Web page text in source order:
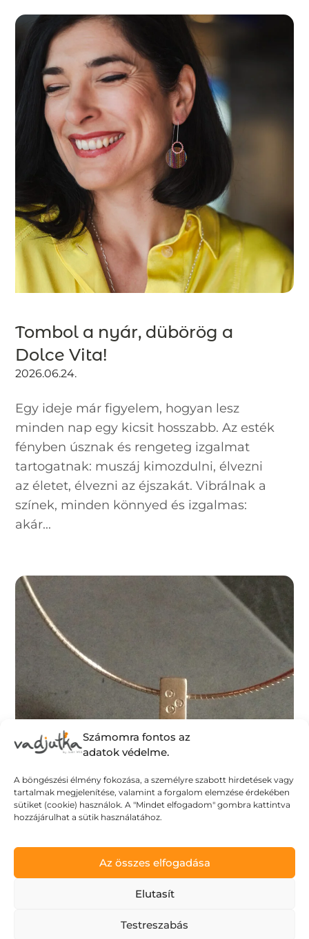
Számomra fontos az
adatok védelme.
A böngészési élmény fokozása, a személyre szabott hirdetések vagy
tartalmak megjelenítése, valamint a forgalom elemzése érdekében
sütiket (cookie) használok. A "Mindet elfogadom" gombra kattintva
hozzájárulhat a sütik használatához.
Az összes elfogadása
Elutasít
Testreszabás
Tombol a nyár, dübörög a
Dolce Vita!
2026.06.24.
Egy ideje már figyelem, hogyan lesz
minden nap egy kicsit hosszabb. Az esték
fényben úsznak és rengeteg izgalmat
tartogatnak: muszáj kimozdulni, élvezni
az életet, élvezni az éjszakát. Vibrálnak a
színek, minden könnyed és izgalmas:
akár...
Ne kockáztass!